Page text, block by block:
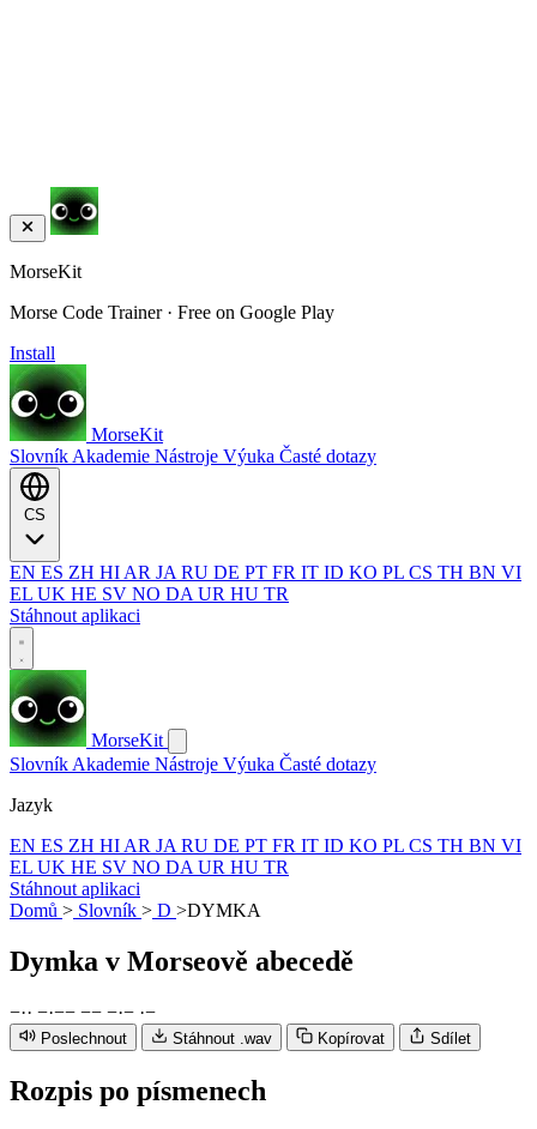
MorseKit
Morse Code Trainer · Free on Google Play
Install
MorseKit
Slovník Akademie Nástroje Výuka Časté dotazy
EN ES ZH HI AR JA RU DE PT FR IT ID KO PL CS TH BN VI
EL UK HE SV NO DA UR HU TR
Stáhnout aplikaci
MorseKit
Slovník Akademie Nástroje Výuka Časté dotazy
Jazyk
EN ES ZH HI AR JA RU DE PT FR IT ID KO PL CS TH BN VI
EL UK HE SV NO DA UR HU TR
Stáhnout aplikaci
Domů > Slovník > D >DYMKA
Dymka v Morseově abecedě
−·· −·−− −− −·− ·−
Poslechnout Stáhnout .wav Kopírovat Sdílet
Rozpis po písmenech